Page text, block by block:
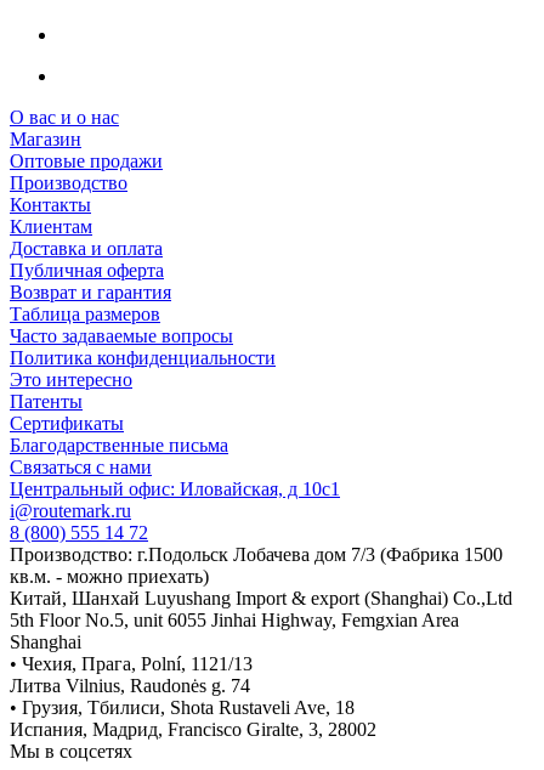
О вас и о нас
Магазин
Оптовые продажи
Производство
Контакты
Клиентам
Доставка и оплата
Публичная оферта
Возврат и гарантия
Таблица размеров
Часто задаваемые вопросы
Политика конфиденциальности
Это интересно
Патенты
Сертификаты
Благодарственные письма
Связаться с нами
Центральный офис: Иловайская, д 10с1
i@routemark.ru
8 (800) 555 14 72
Производство: г.Подольск Лобачева дом 7/3 (Фабрика 1500
кв.м. - можно приехать)
Китай, Шанхай Luyushang Import & export (Shanghai) Co.,Ltd
5th Floor No.5, unit 6055 Jinhai Highway, Femgxian Area
Shanghai
• Чехия, Прага, Polní, 1121/13
Литва Vilnius, Raudonės g. 74
• Грузия, Тбилиси, Shota Rustaveli Ave, 18
Испания, Мадрид, Francisco Giralte, 3, 28002
Мы в соцсетях